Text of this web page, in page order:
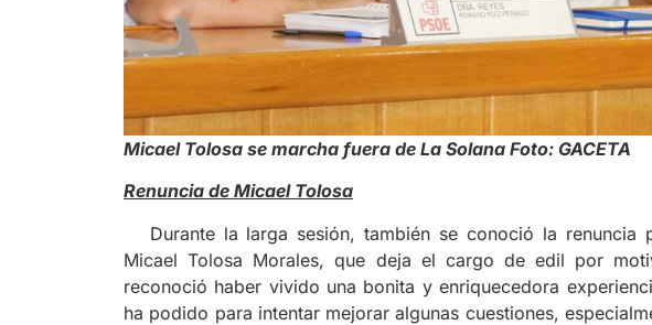
Micael Tolosa se marcha fuera de La Solana Foto: GACETA
Renuncia de Micael Tolosa
Durante la larga sesión, también se conoció la renuncia
Micael Tolosa Morales, que deja el cargo de edil por
reconoció haber vivido una bonita y enriquecedora
ha podido para intentar mejorar algunas cuestiones,